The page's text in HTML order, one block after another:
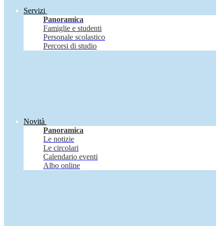
Servizi
Panoramica
Famiglie e studenti
Personale scolastico
Percorsi di studio
Novità
Panoramica
Le notizie
Le circolari
Calendario eventi
Albo online